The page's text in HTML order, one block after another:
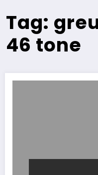
Tag:
46 tone